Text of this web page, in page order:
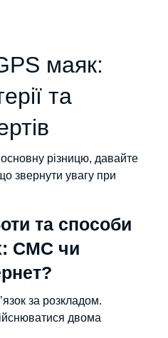
маяк:
та
різницю, давайте
звернути увагу при
та способи
СМС чи
за розкладом.
двома